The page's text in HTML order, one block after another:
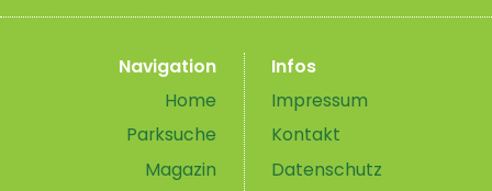
Navigation
Home
Parksuche
Magazin
Infos
Impressum
Kontakt
Datenschutz